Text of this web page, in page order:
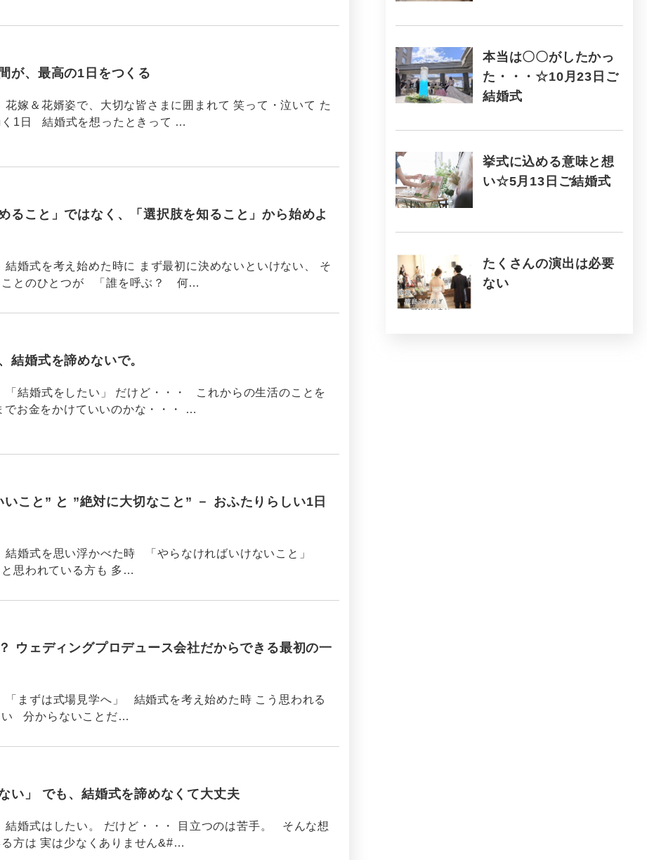
が、最高の1日をつくる
嫁＆花婿姿で、大切な皆さまに囲まれて 笑って・泣いて た
く1日 結婚式を想ったときって …
ること」ではなく、「選択肢を知ること」から始めよ
婚式を考え始めた時に まず最初に決めないといけない、 そ
ことのひとつが 「誰を呼ぶ？ 何…
結婚式を諦めないで。
結婚式をしたい」 だけど・・・ これからの生活のことを
でお金をかけていいのかな・・・ …
いこと” と ”絶対に大切なこと” － おふたりらしい1日
婚式を思い浮かべた時 「やらなければいけないこと」
思われている方も 多…
ウェディングプロデュース会社だからできる最初の一
まずは式場見学へ」 結婚式を考え始めた時 こう思われる
い 分からないことだ…
い」 でも、結婚式を諦めなくて大丈夫
婚式はしたい。 だけど・・・ 目立つのは苦手。 そんな想
方は 実は少なくありません&#…
本当は〇〇がしたかっ
た・・・☆10月23日ご
結婚式
挙式に込める意味と想
い☆5月13日ご結婚式
たくさんの演出は必要
ない